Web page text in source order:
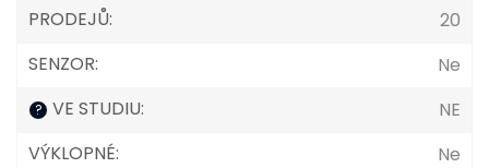
PRODEJŮ:
20
SENZOR: Ne
? VE STUDIU:
NE
VÝKLOPNÉ: Ne